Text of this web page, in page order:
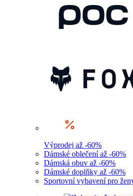
Výprodej až -60%
Dámské oblečení až -60%
Dámská obuv až -60%
Dámské doplňky až -60%
Sportovní vybavení pro